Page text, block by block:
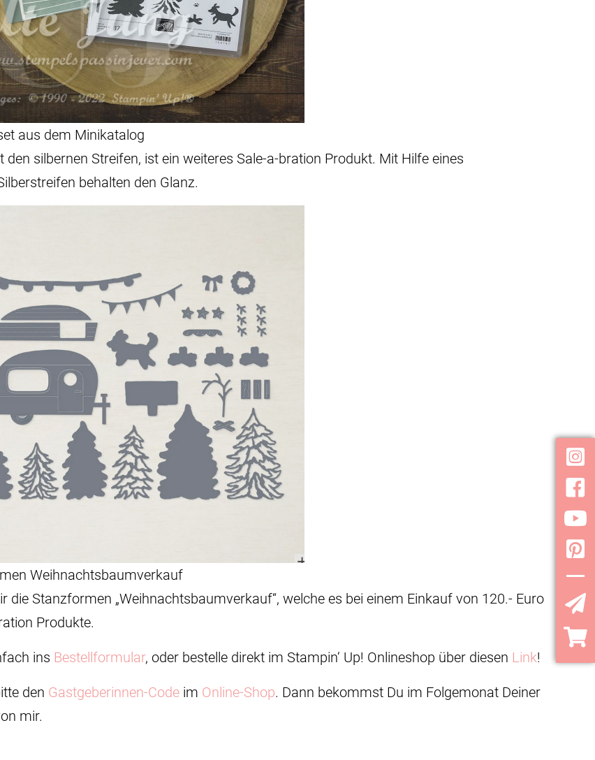
aus dem Minikatalog
silbernen Streifen, ist ein weiteres Sale-a-bration Produkt. Mit Hilfe eines
behalten den Glanz.
Weihnachtsbaumverkauf
die Stanzformen „Weihnachtsbaumverkauf“, welche es bei einem Einkauf von 120.- Euro
Produkte.
ins Bestellformular, oder bestelle direkt im Stampin‘ Up! Onlineshop über diesen Link!
den Gastgeberinnen-Code im Online-Shop. Dann bekommst Du im Folgemonat Deiner
mir.